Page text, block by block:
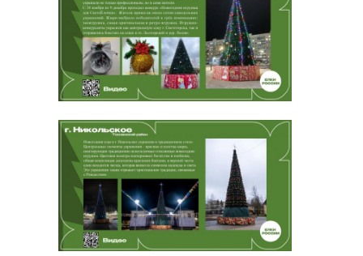
от г. Сертолово ЖК «Чистый
ручей»: 05:45, 06:07, 06:18, 06:40,
06:51, 07:02, 07:24, 07:35, 07:57,
08:08, 08:20, 08:44, 08:56, 09:16,
09:50, 10:04, 10:32, 10:46, 11:14,
11:28, 11:56, 12:10, 12:24, 12:52,
13:20, 13:34, 13:48, 14:16, 14:44,
14:58, 15:12, 15:26, 15:40, 16:07,
16:33, 16:46, 16:59, 17:12, 17:38,
18:04, 18:17, 18:37, 19:17, 19:37,
20:17, 20:37, 20:57, 21:39, 22:00
от от СПб ст.м. «Проспект
Просвещения»: 06:15, 06:37, 06:48,
07:10, 07:21, 07:38, 08:00, 08:11,
08:33, 08:44, 08:56, 09:20, 09:32,
09:52, 10:32, 10:43, 11:11, 11:25,
11:53, 12:07, 12:35, 12:49, 13:03,
13:31, 13:59, 14:13, 14:27, 14:55,